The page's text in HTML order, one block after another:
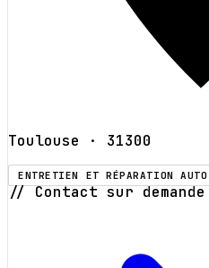
Toulouse · 31300
ENTRETIEN ET RÉPARATION AUTO
// Contact sur demande